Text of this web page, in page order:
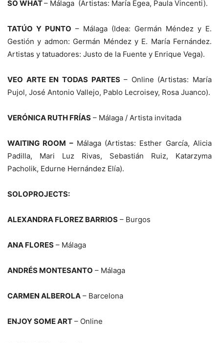
SO WHAT– Málaga (Artistas: María Egea, Paula Vincenti).
TATÚO Y PUNTO – Málaga (Idea: Germán Méndez y E.
Gestión y admon: Germán Méndez y E. María Fernández.
Artistas y tatuadores: Justo de la Fuente y Enrique Vega).
VEO ARTE EN TODAS PARTES– Online (Artistas: María
Pujol, José Antonio Vallejo, Pablo Lecroisey, Rosa Juanco).
VERÓNICA RUTH FRÍAS – Málaga / Artista invitada
WAITING ROOM –Málaga (Artistas: Esther García, Alicia
Padilla, Mari Luz Rivas, Sebastián Ruiz, Katarzyma
Pacholik, Edurne Hernández Elía).
SOLOPROJECTS:
ALEXANDRA FLOREZ BARRIOS – Burgos
ANA FLORES – Málaga
ANDRÉS MONTESANTO – Málaga
CARMEN ALBEROLA – Barcelona
ENJOY SOME ART – Online